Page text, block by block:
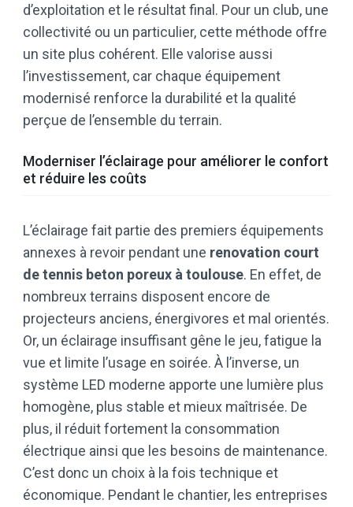
d’exploitation et le résultat final. Pour un club, une
collectivité ou un particulier, cette méthode offre
un site plus cohérent. Elle valorise aussi
l’investissement, car chaque équipement
modernisé renforce la durabilité et la qualité
perçue de l’ensemble du terrain.
Moderniser l’éclairage pour améliorer le confort
et réduire les coûts
L’éclairage fait partie des premiers équipements
annexes à revoir pendant une renovation court
de tennis beton poreux à toulouse. En effet, de
nombreux terrains disposent encore de
projecteurs anciens, énergivores et mal orientés.
Or, un éclairage insuffisant gêne le jeu, fatigue la
vue et limite l’usage en soirée. À l’inverse, un
système LED moderne apporte une lumière plus
homogène, plus stable et mieux maîtrisée. De
plus, il réduit fortement la consommation
électrique ainsi que les besoins de maintenance.
C’est donc un choix à la fois technique et
économique. Pendant le chantier, les entreprises